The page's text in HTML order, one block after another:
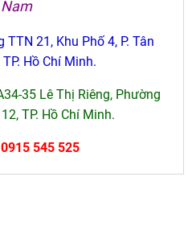
Nam
TTN 21, Khu Phố 4, P. Tân
Hồ Chí Minh.
35 Lê Thị Riêng, Phường
TP. Hồ Chí Minh.
0915 545 525